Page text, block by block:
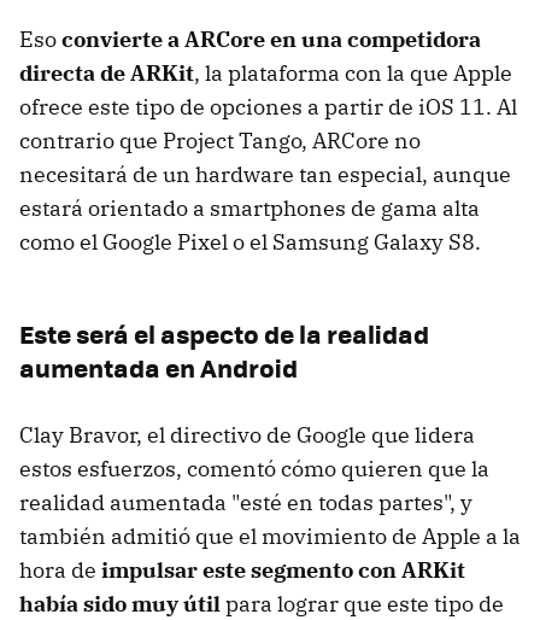
Esoconvierte a ARCore en una competidora
directa de ARKit, la plataforma con la que Apple
ofrece este tipo de opciones a partir de iOS 11. Al
contrario que Project Tango, ARCore no
necesitará de un hardware tan especial, aunque
estará orientado a smartphones de gama alta
como el Google Pixel o el Samsung Galaxy S8.
Este será el aspecto de la realidad
aumentada en Android
Clay Bravor, el directivo de Google que lidera
estos esfuerzos, comentó cómo quieren que la
realidad aumentada "esté en todas partes", y
también admitió que el movimiento de Apple a la
hora de impulsar este segmento con ARKit
había sido muy útilpara lograr que este tipo de